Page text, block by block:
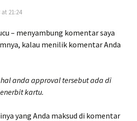
21:24
– menyambung komentar saya
kalau menilik komentar Anda
anda approval tersebut ada di
kartu.
yang Anda maksud di komentar